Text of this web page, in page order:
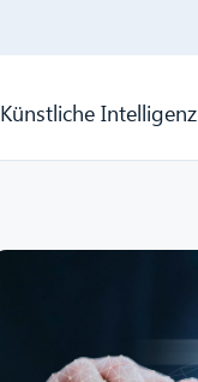
Künstliche Intelligenz